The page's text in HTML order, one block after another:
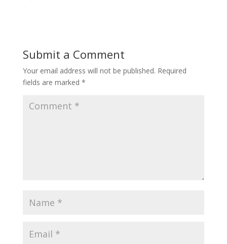
Submit a Comment
Your email address will not be published. Required
fields are marked *